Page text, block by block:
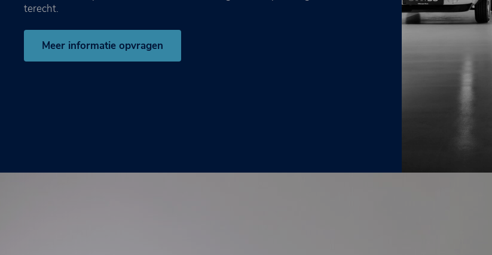
terecht.
Meer informatie opvragen